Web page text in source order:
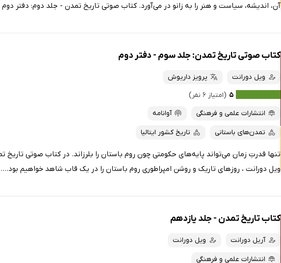
آن، اندیشه، سیاست و هنر را به زانو در می‌آورد. کتاب صوتی تاریخ تمدن - جلد دوم: دفتر
کتاب صوتی تاریخ تمدن: جلد سوم - دفتر دوم
ویل دورانت
پرویز داریوش
۵ (امتیاز ۶ نفر)
انتشارات علمی و فرهنگی
آوانامه
تمدن‌های باستانی تاریخ کشور ایتالیا
تنها قدرتِ زمان می‌تواند پایه‌های حکومتی چون روم باستان را بلرزاند. در کتاب صوتی
ویل دورانت ، روزهای تاریک و روشن امپراطوری روم باستان را در یک قاب شاهد خواهیم بود....
کتاب تاریخ تمدن - جلد یازدهم
آریل دورانت ویل دورانت
انتشارات علمی و فرهنگی